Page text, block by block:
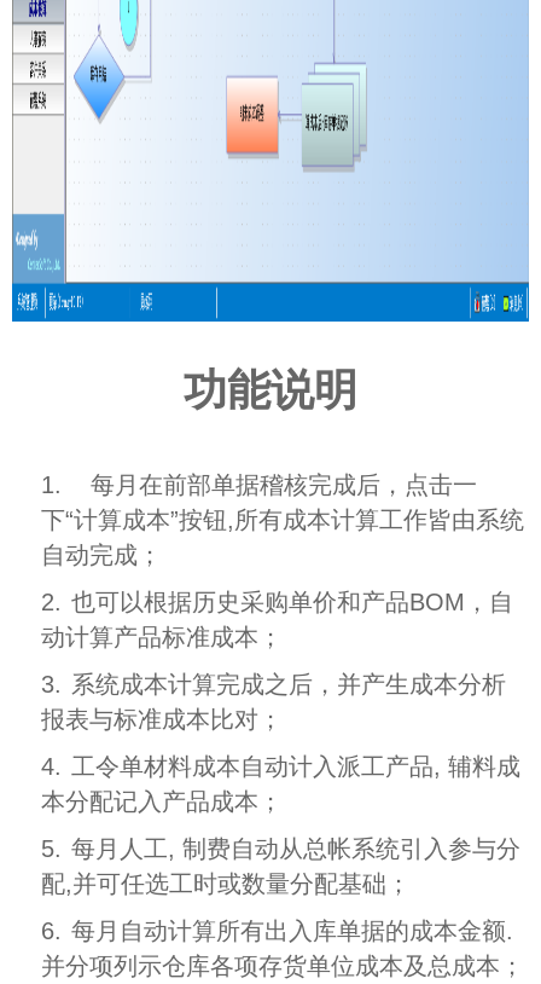
功能说明
1.
每月在前部单据稽核完成后，点击一
下“计算成本”按钮,所有成本计算工作皆由系统
自动完成；
2. 也可以根据历史采购单价和产品BOM，自
动计算产品标准成本；
3. 系统成本计算完成之后，并产生成本分析
报表与标准成本比对；
4. 工令单材料成本自动计入派工产品, 辅料成
本分配记入产品成本；
5. 每月人工, 制费自动从总帐系统引入参与分
配,并可任选工时或数量分配基础；
6. 每月自动计算所有出入库单据的成本金额.
并分项列示仓库各项存货单位成本及总成本；